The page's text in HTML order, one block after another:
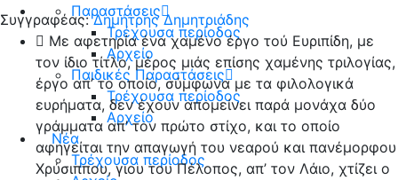
Παραστάσεις
Τρέχουσα περίοδος
Αρχείο
Παιδικές Παραστάσεις
Τρέχουσα περίοδος
Αρχείο
Νέα
Τρέχουσα περίοδος
Συγγραφέας:Δημήτρης Δημητριάδης
Με αφετηρία ένα χαμένο έργο τού Ευριπίδη, με
τον ίδιο τίτλο, μέρος μιάς επίσης χαμένης τριλογίας,
έργο απ’ το οποίο, σύμφωνα με τα φιλολογικά
ευρήματα, δεν έχουν απομείνει παρά μονάχα δύο
γράμματα απ’ τον πρώτο στίχο, και το οποίο
αφηγείται την απαγωγή του νεαρού και πανέμορφου
Χρύσιππου, γιου του Πέλοπος, απ’ τον Λάιο, χτίζει ο